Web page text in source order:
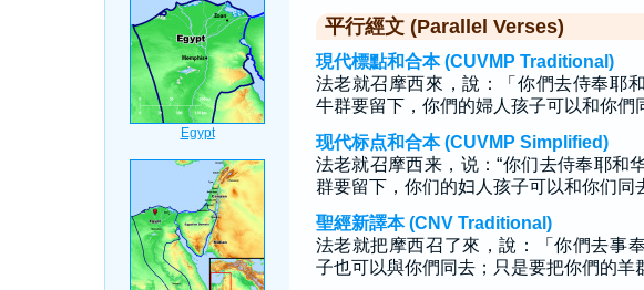
平行經文 (Parallel Verses)
現代標點和合本 (CUVMP Traditional)
法老就召摩西來，說：「你們去侍奉耶
牛群要留下，你們的婦人孩子可以和你們
现代标点和合本 (CUVMP Simplified)
法老就召摩西来，说：“你们去侍奉耶和
群要留下，你们的妇人孩子可以和你们同
聖經新譯本 (CNV Traditional)
法老就把摩西召了來，說：「你們去事
子也可以與你們同去；只是要把你們的羊